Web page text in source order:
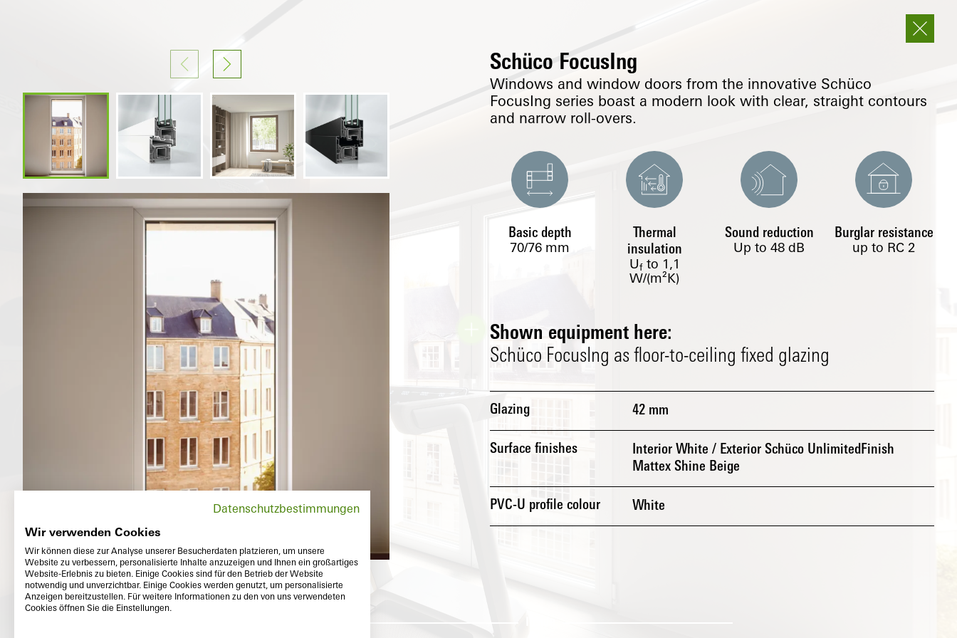
Schüco FocusIng
Windows and window doors from the innovative Schüco
FocusIng series boast a modern look with clear, straight contours
and narrow roll-overs.
Basic depth
70/76 mm
Thermal
insulation
Uf to 1,1
W/(m²K)
Sound reduction
Up to 48 dB
Burglar resistance
up to RC 2
Shown equipment here:
Schüco FocusIng as floor-to-ceiling fixed glazing
Glazing 42 mm
Surface finishes
Interior White / Exterior Schüco UnlimitedFinish
Mattex Shine Beige
PVC-U profile colour White
Datenschutzbestimmungen
Wir verwenden Cookies
Wir können diese zur Analyse unserer Besucherdaten platzieren, um unsere
Website zu verbessern, personalisierte Inhalte anzuzeigen und Ihnen ein großartiges
Website-Erlebnis zu bieten. Einige Cookies sind für den Betrieb der Website
notwendig und unverzichtbar. Einige Cookies werden genutzt, um personalisierte
Anzeigen bereitzustellen. Für weitere Informationen zu den von uns verwendeten
Cookies öffnen Sie die Einstellungen.